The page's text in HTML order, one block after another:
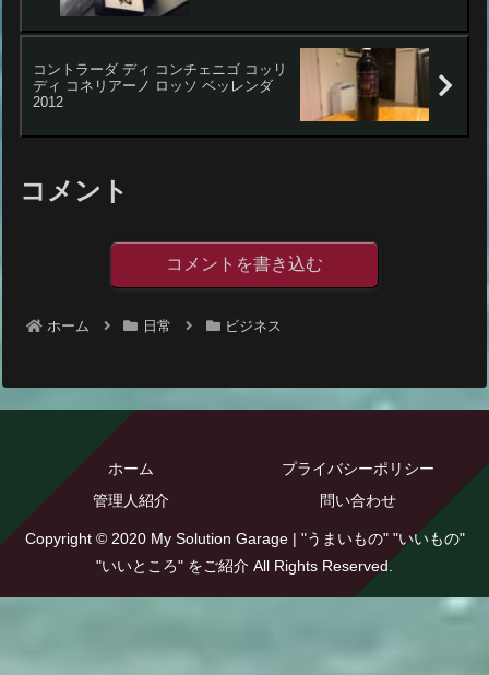
コントラーダ ディ コンチェニゴ コッリ
ディ コネリアーノ ロッソ ベッレンダ
2012
コメント
コメントを書き込む
ホーム 日常 ビジネス
ホーム
プライバシーポリシー
管理人紹介
問い合わせ
Copyright © 2020 My Solution Garage | "うまいもの" "いいもの"
"いいところ" をご紹介 All Rights Reserved.